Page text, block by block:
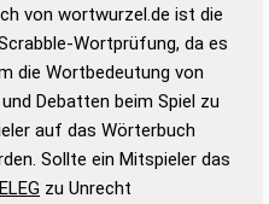
semantischen
Anhaltspunkte zu
und Wortform, um die
Scrabble-Spiel zu
Scrabble-
von wortwurzel.de ist die
Wortprüfung, da es
die Wortbedeutung von
Debatten beim Spiel zu
auf das Wörterbuch
Sollte ein Mitspieler das
zu Unrecht